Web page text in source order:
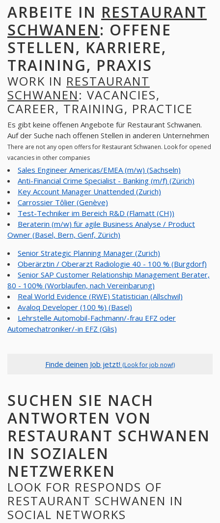
ARBEITE IN RESTAURANT
SCHWANEN: OFFENE
STELLEN, KARRIERE,
TRAINING, PRAXIS
WORK IN RESTAURANT
SCHWANEN: VACANCIES,
CAREER, TRAINING, PRACTICE
Es gibt keine offenen Angebote für Restaurant Schwanen.
Auf der Suche nach offenen Stellen in anderen Unternehmen
There are not any open offers for Restaurant Schwanen. Look for opened
vacancies in other companies
Sales Engineer Americas/EMEA (m/w) (Sachseln)
Anti-Financial Crime Specialist - Banking (m/f) (Zürich)
Key Account Manager Unattended (Zurich)
Carrossier Tôlier (Genève)
Test-Techniker im Bereich R&D (Flamatt (CH))
Beraterin (m/w) für agile Business Analyse / Product
Owner (Basel, Bern, Genf, Zürich)
Senior Strategic Planning Manager (Zurich)
Oberärztin / Oberarzt Radiologie 40 - 100 % (Burgdorf)
Senior SAP Customer Relationship Management Berater,
80 - 100% (Worblaufen, nach Vereinbarung)
Real World Evidence (RWE) Statistician (Allschwil)
Avaloq Developer (100 %) (Basel)
Lehrstelle Automobil-Fachmann/-frau EFZ oder
Automechatroniker/-in EFZ (Glis)
Finde deinen Job jetzt! (Look for job now!)
SUCHEN SIE NACH
ANTWORTEN VON
RESTAURANT SCHWANEN
IN SOZIALEN
NETZWERKEN
LOOK FOR RESPONDS OF
RESTAURANT SCHWANEN IN
SOCIAL NETWORKS